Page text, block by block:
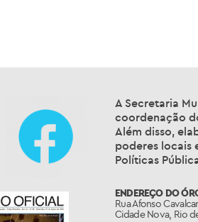
A Secretaria
coordenação
Além disso,
poderes locais
Políticas
ENDEREÇO DO
Rua Afonso
Cidade Nova, Rio